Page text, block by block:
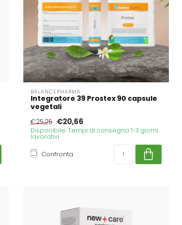
BALANCEPHARMA
Integratore 39 Prostex 90 capsule
vegetali
€25,25 €20,66
Disponibile. Tempi di consegna 1-3 giorni
lavorativi
Confronta